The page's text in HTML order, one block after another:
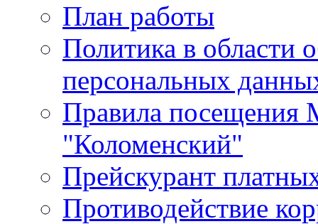
План работы
Политика в области
персональных
Правила
"Коломенский"
Прейскурант
Противодействие